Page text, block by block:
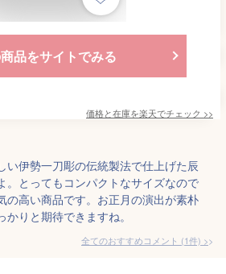
品をサイトでみる
価格と在庫を楽天でチェック >>
い伊勢一刀彫の伝統製法で仕上げた辰
。とってもコンパクトなサイズなので
の高い商品です。お正月の演出が素朴
りと期待できますね。
全てのおすすめコメント (1件) >